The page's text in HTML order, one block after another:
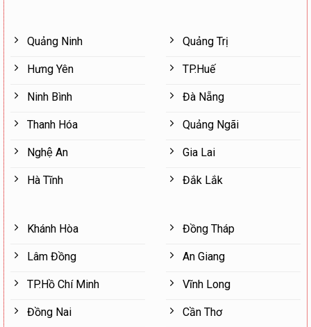
Quảng Ninh
Hưng Yên
Ninh Bình
Thanh Hóa
Nghệ An
Hà Tĩnh
Quảng Trị
TP.Huế
Đà Nẵng
Quảng Ngãi
Gia Lai
Đắk Lắk
Khánh Hòa
Lâm Đồng
TP.Hồ Chí Minh
Đồng Nai
Đồng Tháp
An Giang
Vĩnh Long
Cần Thơ